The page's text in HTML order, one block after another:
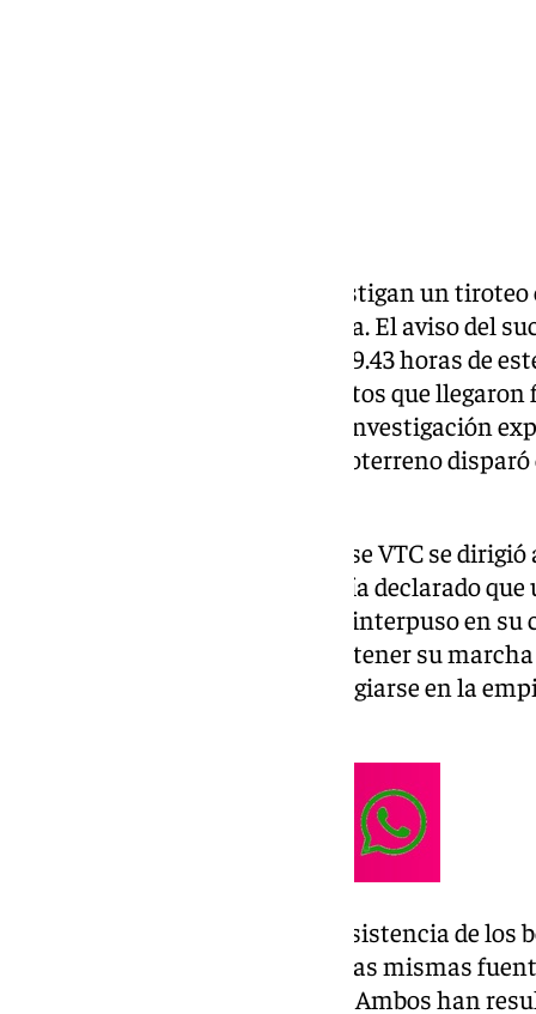
Las autoridades policiales investigan un
Torrequebrada, en Benalmádena. El aviso del
servicios de emergencias a las 19.43 horas de
la sala del 112, y los primeros datos que
después, fuentes cercanas a la investigación
individuo que viajaba en un todoterreno
Precisamente el conductor de ese VTC se
denuncia por lo ocurrido y habría declarado
cilindrada de la marca BMW se interpuso en
Poseidón con la intención de detener su
que salieron del coche para refugiarse en la
Por este motivo se necesitó la asistencia de
víctimas del tiroteo, que según las mismas
nacionalidad brasileña y sueca. Ambos han